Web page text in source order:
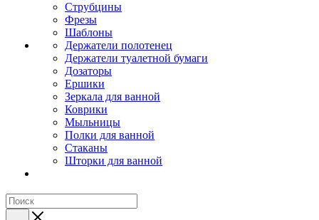
Струбцины
Фрезы
Шаблоны
Держатели полотенец
Держатели туалетной бумаги
Дозаторы
Ершики
Зеркала для ванной
Коврики
Мыльницы
Полки для ванной
Стаканы
Шторки для ванной